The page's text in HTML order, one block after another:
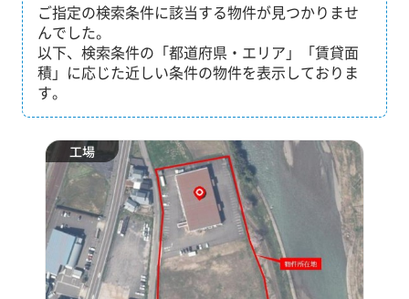
ご指定の検索条件に該当する物件が見つかりませ
んでした。
以下、検索条件の「都道府県・エリア」「賃貸面
積」に応じた近しい条件の物件を表示しておりま
す。
工場